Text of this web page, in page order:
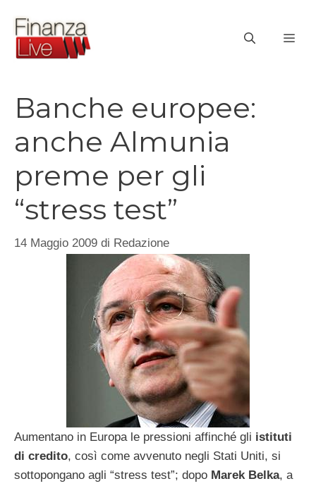
contenuto
Banche europee:
anche Almunia
preme per gli
“stress test”
14 Maggio 2009 di Redazione
Aumentano in Europa le pressioni affinché gli istituti
di credito, così come avvenuto negli Stati Uniti, si
sottopongano agli “stress test”; dopo Marek Belka, a